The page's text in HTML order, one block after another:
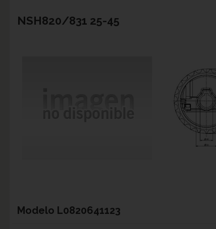
NSH820/831 25-45
Modelo L0820641123